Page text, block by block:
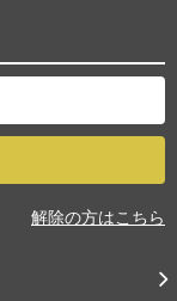
解除の方はこちら